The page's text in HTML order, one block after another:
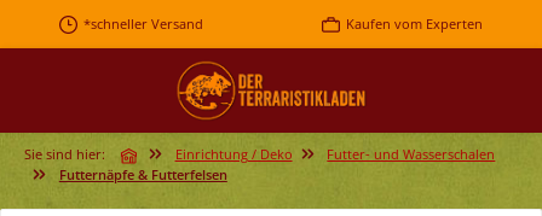
Zum Hauptinhalt springen
*schneller Versand Kaufen vom Experten
Sie sind hier: Einrichtung / Deko
Futter- und Wasserschalen
Futternäpfe & Futterfelsen